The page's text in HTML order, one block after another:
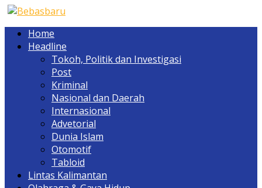
Home
Headline
Tokoh, Politik dan Investigasi
Post
Kriminal
Nasional dan Daerah
Internasional
Advetorial
Dunia Islam
Otomotif
Tabloid
Lintas Kalimantan